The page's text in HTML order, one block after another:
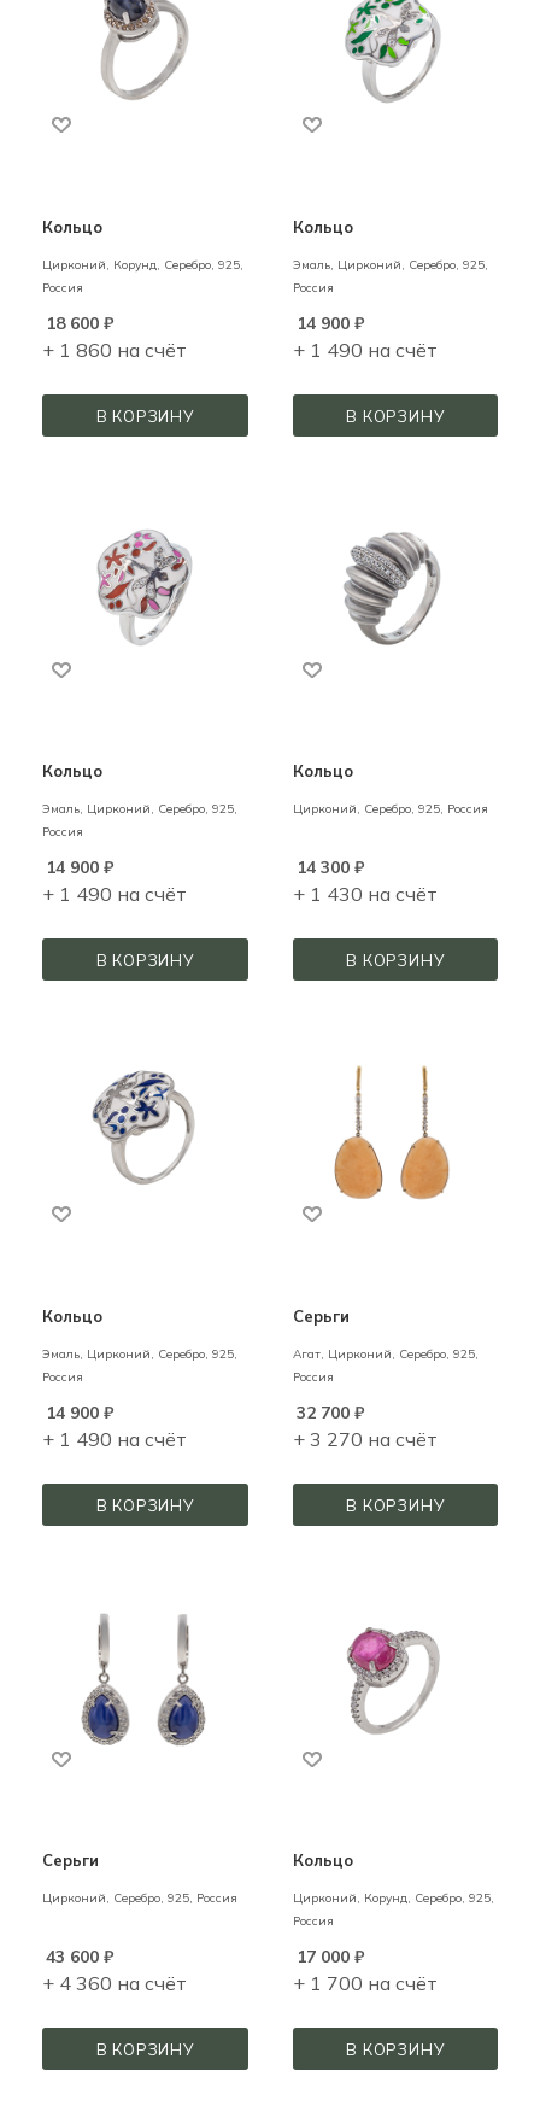
Кольцо
Цирконий, Корунд, Серебро, 925,
Россия
18 600 ₽
+ 1 860 на счёт
В КОРЗИНУ
Кольцо
Эмаль, Цирконий, Серебро, 925,
Россия
14 900₽
+ 1 490 на счёт
В КОРЗИНУ
Кольцо
Эмаль, Цирконий, Серебро, 925,
Россия
14 900 ₽
+ 1 490 на счёт
В КОРЗИНУ
Кольцо
Цирконий, Серебро, 925, Россия
14 300₽
+ 1 430 на счёт
В КОРЗИНУ
Кольцо
Эмаль, Цирконий, Серебро, 925,
Россия
14 900 ₽
+ 1 490 на счёт
В КОРЗИНУ
Серьги
Агат, Цирконий, Серебро, 925,
Россия
32 700₽
+ 3 270 на счёт
В КОРЗИНУ
Серьги
Цирконий, Серебро, 925, Россия
43 600 ₽
+ 4 360 на счёт
В КОРЗИНУ
Кольцо
Цирконий, Корунд, Серебро, 925,
Россия
17 000₽
+ 1 700 на счёт
В КОРЗИНУ